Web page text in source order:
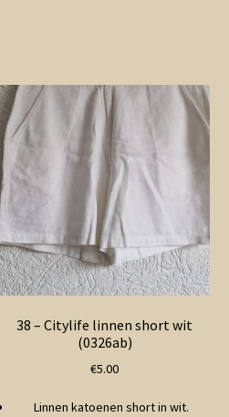
38 – Citylife linnen short wit
(0326ab)
€5.00
Linnen katoenen short in wit.